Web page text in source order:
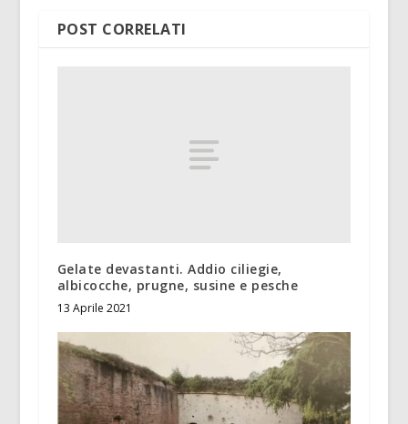
POST CORRELATI
Gelate devastanti. Addio ciliegie,
albicocche, prugne, susine e pesche
13 Aprile 2021